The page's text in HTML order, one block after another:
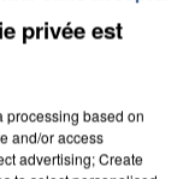
privée est
processing based on
and/or access
advertising; Create